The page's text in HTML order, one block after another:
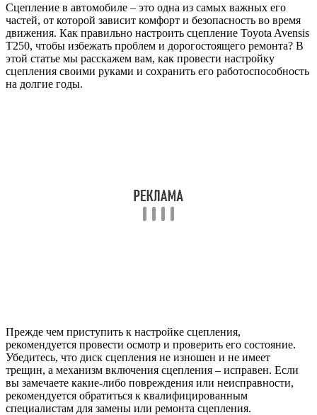
Сцепление в автомобиле – это одна из самых важных его
частей, от которой зависит комфорт и безопасность во время
движения. Как правильно настроить сцепление Toyota Avensis
T250, чтобы избежать проблем и дорогостоящего ремонта? В
этой статье мы расскажем вам, как провести настройку
сцепления своими руками и сохранить его работоспособность
на долгие годы.
Прежде чем приступить к настройке сцепления,
рекомендуется провести осмотр и проверить его состояние.
Убедитесь, что диск сцепления не изношен и не имеет
трещин, а механизм включения сцепления – исправен. Если
вы замечаете какие-либо повреждения или неисправности,
рекомендуется обратиться к квалифицированным
специалистам для замены или ремонта сцепления.